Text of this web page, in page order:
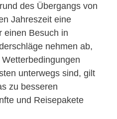
des Übergangs von
Jahreszeit eine
einen Besuch in
nehmen ab,
unterwegs sind, gilt
zu besseren
und Reisepakete